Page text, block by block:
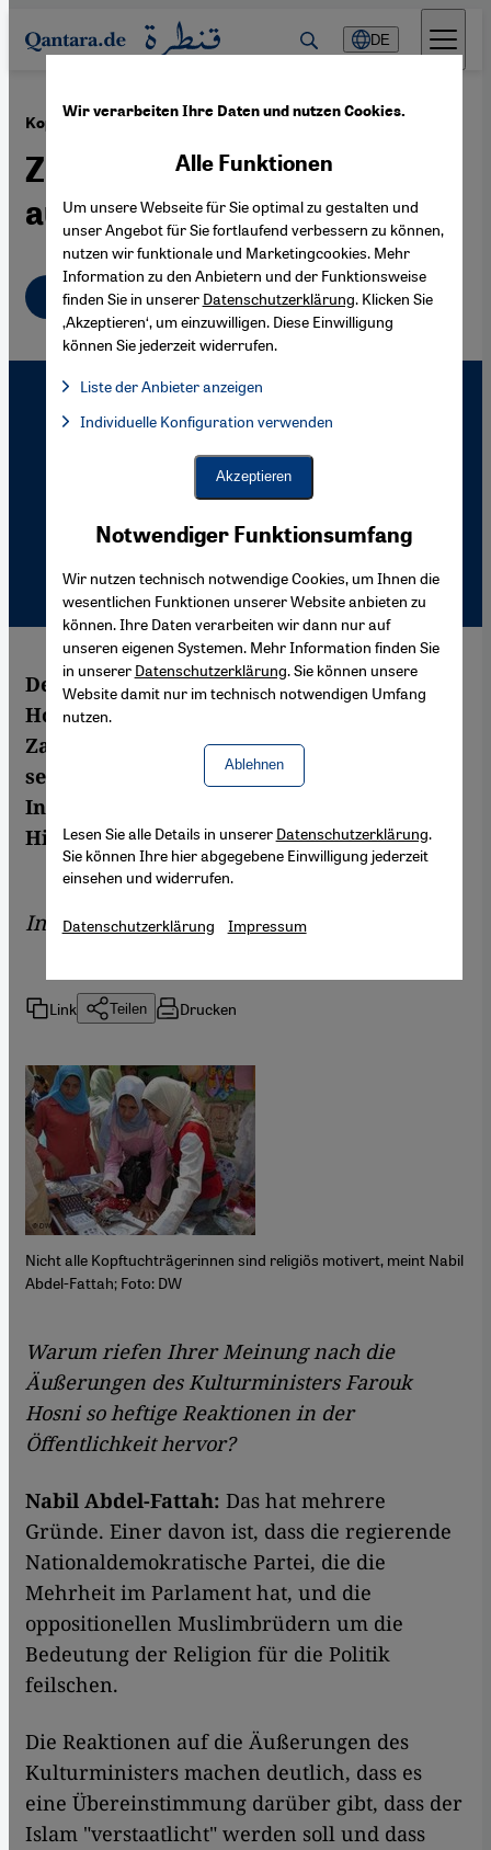
Direkt zum Inhalt springen
DE
Kopftuch in Ägypten ·25.01.2007
Zurschaustellung einer
aufgesetzten Religiosität
Deutsch
Der ägyptische Kulturminister Farouk
Hosni hatte jüngst erklärt, die zunehmende
Zahl der Kopftuchträgerinnen in Ägypten
sei ein Zeichen von Rückschrittlichkeit.
Interview mit Nabil Abdel-Fattah über die
Hintergründe des Kopftuchstreits
Interview vonNelly Youssef
Link Teilen Drucken
Nicht alle Kopftuchträgerinnen sind religiös motivert, meint Nabil
Abdel-Fattah; Foto: DW
Warum riefen Ihrer Meinung nach die
Äußerungen des Kulturministers Farouk
Hosni so heftige Reaktionen in der
Öffentlichkeit hervor?
Nabil Abdel-Fattah: Das hat mehrere
Gründe. Einer davon ist, dass die regierende
Nationaldemokratische Partei, die die
Mehrheit im Parlament hat, und die
oppositionellen Muslimbrüdern um die
Bedeutung der Religion für die Politik
feilschen.
Die Reaktionen auf die Äußerungen des
Kulturministers machen deutlich, dass es
eine Übereinstimmung darüber gibt, dass der
Islam "verstaatlicht" werden soll und dass
Wir verarbeiten Ihre Daten und nutzen Cookies.
Notwendiger Funktionsumfang
Wir nutzen technisch notwendige Cookies, um Ihnen die
wesentlichen Funktionen unserer Website anbieten zu
können. Ihre Daten verarbeiten wir dann nur auf
unseren eigenen Systemen. Mehr Information finden Sie
in unserer Datenschutzerklärung. Sie können unsere
Website damit nur im technisch notwendigen Umfang
nutzen.
Ablehnen
Alle Funktionen
Um unsere Webseite für Sie optimal zu gestalten und
unser Angebot für Sie fortlaufend verbessern zu können,
nutzen wir funktionale und Marketingcookies. Mehr
Information zu den Anbietern und der Funktionsweise
finden Sie in unserer Datenschutzerklärung. Klicken Sie
‚Akzeptieren‘, um einzuwilligen. Diese Einwilligung
können Sie jederzeit widerrufen.
Liste der Anbieter anzeigen
Facebook Embed / Facebook Connect, Google Maps Embed,
Facebook Embed / Facebook Connect
Google Maps Embed
Individuelle Konfiguration verwenden
Akzeptieren
Lesen Sie alle Details in unserer Datenschutzerklärung.
Sie können Ihre hier abgegebene Einwilligung jederzeit
einsehen und widerrufen.
Datenschutzerklärung Impressum